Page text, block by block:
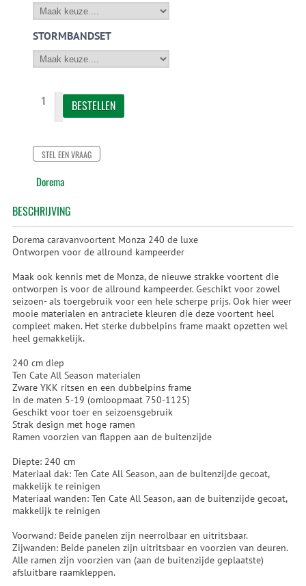
STORMBANDSET
STEL EEN VRAAG
Dorema
BESCHRIJVING
Dorema caravanvoortent Monza 240 de luxe
Ontworpen voor de allround kampeerder
Maak ook kennis met de Monza, de nieuwe strakke voortent die
ontworpen is voor de allround kampeerder. Geschikt voor zowel
seizoen- als toergebruik voor een hele scherpe prijs. Ook hier weer
mooie materialen en antraciete kleuren die deze voortent heel
compleet maken. Het sterke dubbelpins frame maakt opzetten wel
heel gemakkelijk.
240 cm diep
Ten Cate All Season materialen
Zware YKK ritsen en een dubbelpins frame
In de maten 5-19 (omloopmaat 750-1125)
Geschikt voor toer en seizoensgebruik
Strak design met hoge ramen
Ramen voorzien van flappen aan de buitenzijde
Diepte: 240 cm
Materiaal dak: Ten Cate All Season, aan de buitenzijde gecoat,
makkelijk te reinigen
Materiaal wanden: Ten Cate All Season, aan de buitenzijde gecoat,
makkelijk te reinigen
Voorwand: Beide panelen zijn neerrolbaar en uitritsbaar.
Zijwanden: Beide panelen zijn uitritsbaar en voorzien van deuren.
Alle ramen zijn voorzien van (aan de buitenzijde geplaatste)
afsluitbare raamkleppen.